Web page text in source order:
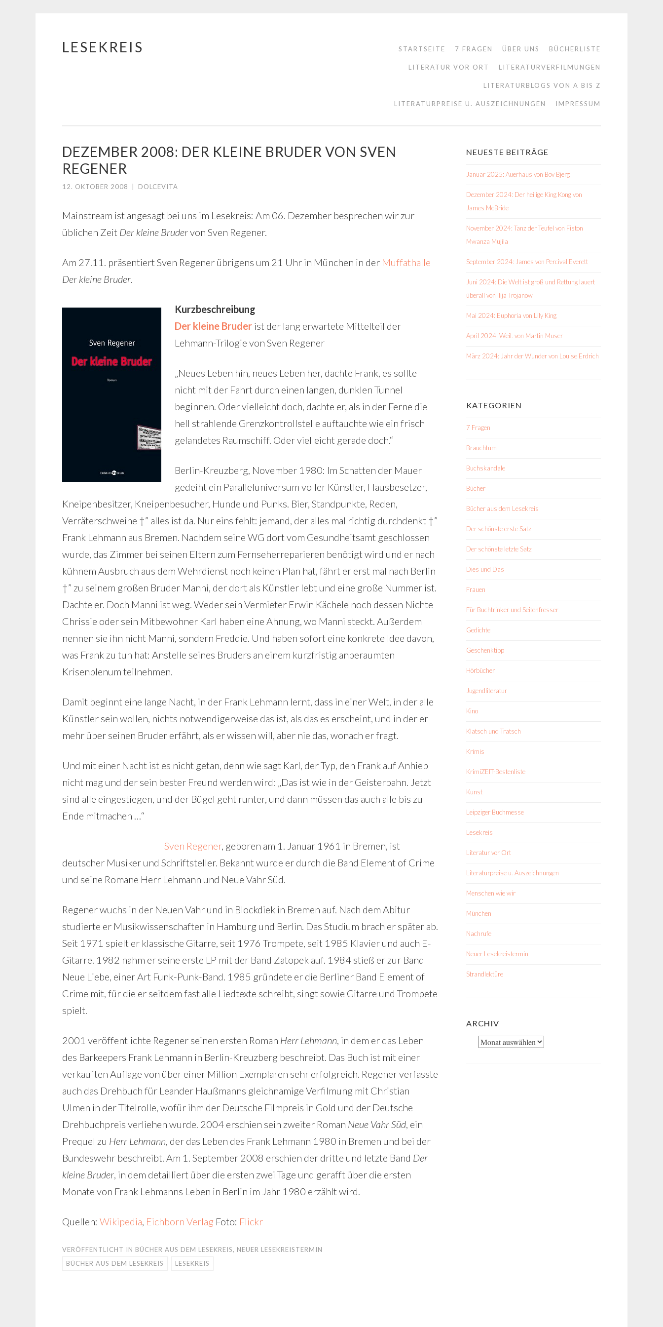
Springe
LESEKREIS STARTSEITE 7 FRAGEN ÜBER UNS BÜCHERLISTE
LITERATUR VOR ORT LITERATURVERFILMUNGEN
LITERATURBLOGS VON A BIS Z
LITERATURPREISE U. AUSZEICHNUNGEN IMPRESSUM
DEZEMBER 2008: DER KLEINE BRUDER VON SVEN
REGENER
12. OKTOBER 2008 DOLCEVITA
Mainstream ist angesagt bei uns im Lesekreis: Am 06. Dezember besprechen wir zur
üblichen Zeit Der kleine Brudervon Sven Regener.
Am 27.11. präsentiert Sven Regener übrigens um 21 Uhr in München in der Muffathalle
Der kleine Bruder.
Kurzbeschreibung
Der kleine Bruder ist der lang erwartete Mittelteil der
Lehmann-Trilogie von Sven Regener
„Neues Leben hin, neues Leben her, dachte Frank, es sollte
nicht mit der Fahrt durch einen langen, dunklen Tunnel
beginnen. Oder vielleicht doch, dachte er, als in der Ferne die
hell strahlende Grenzkontrollstelle auftauchte wie ein frisch
gelandetes Raumschiff. Oder vielleicht gerade doch.“
Berlin-Kreuzberg, November 1980: Im Schatten der Mauer
gedeiht ein Paralleluniversum voller Künstler, Hausbesetzer,
Kneipenbesitzer, Kneipenbesucher, Hunde und Punks. Bier, Standpunkte, Reden,
Verräterschweine †” alles ist da. Nur eins fehlt: jemand, der alles mal richtig durchdenkt †”
Frank Lehmann aus Bremen. Nachdem seine WG dort vom Gesundheitsamt geschlossen
wurde, das Zimmer bei seinen Eltern zum Fernseherreparieren benötigt wird und er nach
kühnem Ausbruch aus dem Wehrdienst noch keinen Plan hat, fährt er erst mal nach Berlin
†” zu seinem großen Bruder Manni, der dort als Künstler lebt und eine große Nummer ist.
Dachte er. Doch Manni ist weg. Weder sein Vermieter Erwin Kächele noch dessen Nichte
Chrissie oder sein Mitbewohner Karl haben eine Ahnung, wo Manni steckt. Außerdem
nennen sie ihn nicht Manni, sondern Freddie. Und haben sofort eine konkrete Idee davon,
was Frank zu tun hat: Anstelle seines Bruders an einem kurzfristig anberaumten
Krisenplenum teilnehmen.
Damit beginnt eine lange Nacht, in der Frank Lehmann lernt, dass in einer Welt, in der alle
Künstler sein wollen, nichts notwendigerweise das ist, als das es erscheint, und in der er
mehr über seinen Bruder erfährt, als er wissen will, aber nie das, wonach er fragt.
Und mit einer Nacht ist es nicht getan, denn wie sagt Karl, der Typ, den Frank auf Anhieb
nicht mag und der sein bester Freund werden wird: „Das ist wie in der Geisterbahn. Jetzt
sind alle eingestiegen, und der Bügel geht runter, und dann müssen das auch alle bis zu
Ende mitmachen …“
Sven Regener, geboren am 1. Januar 1961 in Bremen, ist
deutscher Musiker und Schriftsteller. Bekannt wurde er durch die Band Element of Crime
und seine Romane Herr Lehmann und Neue Vahr Süd.
Regener wuchs in der Neuen Vahr und in Blockdiek in Bremen auf. Nach dem Abitur
studierte er Musikwissenschaften in Hamburg und Berlin. Das Studium brach er später ab.
Seit 1971 spielt er klassische Gitarre, seit 1976 Trompete, seit 1985 Klavier und auch E-
Gitarre. 1982 nahm er seine erste LP mit der Band Zatopek auf. 1984 stieß er zur Band
Neue Liebe, einer Art Funk-Punk-Band. 1985 gründete er die Berliner Band Element of
Crime mit, für die er seitdem fast alle Liedtexte schreibt, singt sowie Gitarre und Trompete
spielt.
2001 veröffentlichte Regener seinen ersten Roman Herr Lehmann, in dem er das Leben
des Barkeepers Frank Lehmann in Berlin-Kreuzberg beschreibt. Das Buch ist mit einer
verkauften Auflage von über einer Million Exemplaren sehr erfolgreich. Regener verfasste
auch das Drehbuch für Leander Haußmanns gleichnamige Verfilmung mit Christian
Ulmen in der Titelrolle, wofür ihm der Deutsche Filmpreis in Gold und der Deutsche
Drehbuchpreis verliehen wurde. 2004 erschien sein zweiter Roman Neue Vahr Süd, ein
Prequel zu Herr Lehmann, der das Leben des Frank Lehmann 1980 in Bremen und bei der
Bundeswehr beschreibt. Am 1. September 2008 erschien der dritte und letzte Band Der
kleine Bruder, in dem detailliert über die ersten zwei Tage und gerafft über die ersten
Monate von Frank Lehmanns Leben in Berlin im Jahr 1980 erzählt wird.
Quellen: Wikipedia, Eichborn Verlag Foto: Flickr
VERÖFFENTLICHT IN BÜCHER AUS DEM LESEKREIS, NEUER LESEKREISTERMIN
BÜCHER AUS DEM LESEKREIS
LESEKREIS
NEUESTE BEITRÄGE
Januar 2025: Auerhaus von Bov Bjerg
Dezember 2024: Der heilige King Kong von
James McBride
November 2024: Tanz der Teufel von Fiston
Mwanza Mujila
September 2024: James von Percival Everett
Juni 2024: Die Welt ist groß und Rettung lauert
überall von Ilija Trojanow
Mai 2024: Euphoria von Lily King
April 2024: Weil. von Martin Muser
März 2024: Jahr der Wunder von Louise Erdrich
KATEGORIEN
7 Fragen
Brauchtum
Buchskandale
Bücher
Bücher aus dem Lesekreis
Der schönste erste Satz
Der schönste letzte Satz
Dies und Das
Frauen
Für Buchtrinker und Seitenfresser
Gedichte
Geschenktipp
Hörbücher
Jugendliteratur
Kino
Klatsch und Tratsch
Krimis
KrimiZEIT-Bestenliste
Kunst
Leipziger Buchmesse
Lesekreis
Literatur vor Ort
Literaturpreise u. Auszeichnungen
Menschen wie wir
München
Nachrufe
Neuer Lesekreistermin
Strandlektüre
ARCHIV
Archiv